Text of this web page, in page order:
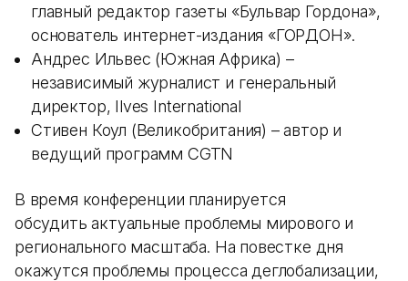
главный редактор газеты «Бульвар Гордона»,
основатель интернет-издания «ГОРДОН».
Андрес Ильвес (Южная Африка) –
независимый журналист и генеральный
директор, Ilves International
Стивен Коул (Великобритания) – автор и
ведущий программ CGTN
В время конференции планируется
обсудить актуальные проблемы мирового и
регионального масштаба. На повестке дня
окажутся проблемы процесса деглобализации,